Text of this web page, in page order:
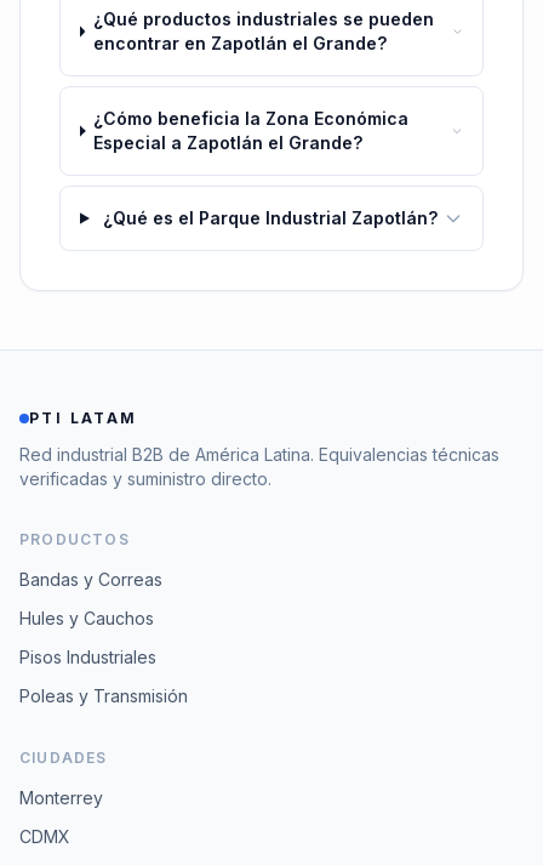
¿Qué productos industriales se pueden
encontrar en Zapotlán el Grande?
¿Cómo beneficia la Zona Económica
Especial a Zapotlán el Grande?
¿Qué es el Parque Industrial Zapotlán?
PTI LATAM
Red industrial B2B de América Latina. Equivalencias técnicas
verificadas y suministro directo.
PRODUCTOS
Bandas y Correas
Hules y Cauchos
Pisos Industriales
Poleas y Transmisión
CIUDADES
Monterrey
CDMX